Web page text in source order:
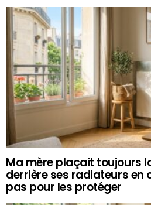
Ma mère plaçait toujours
derrière ses radiateurs en
pas pour les protéger